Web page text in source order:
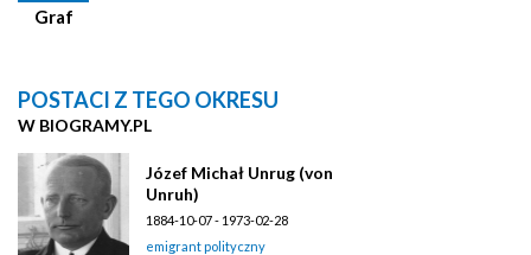
Graf
POSTACI Z TEGO OKRESU
W BIOGRAMY.PL
Józef Michał Unrug (von
Unruh)
1884-10-07 - 1973-02-28
emigrant polityczny